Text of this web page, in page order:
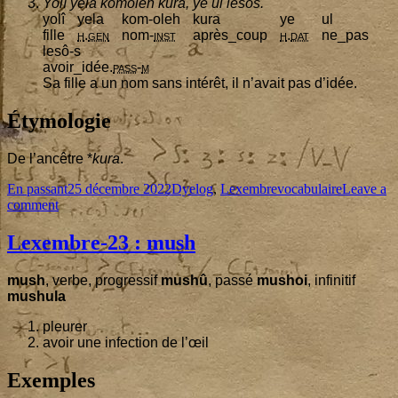
Yolî yela komo­leh kura, ye ul lesôs.
yolî
fille
yela
h.gen
kom-oleh
nom-inst
kura
après_coup
ye
h.dat
ul
ne_pas
lesô‑s
avoir_idée.pass-m
Sa fille a un nom sans inté­rêt, il n’a­vait pas d’idée.
Étymologie
De l’an­cêtre *kura.
Format
En passantPublished
on
25 décembre 2022Categories
Dyelog,LexembreTags
vocabulaireLeave a
commenton
Lexembre-
24:
kura
Lexembre-23: mush
mush, verbe, pro­gres­sifmushû, pas­sémushoi, infi­ni­tif
mushu­la
pleu­rer
avoir une infec­tion de l’œil
Exemples